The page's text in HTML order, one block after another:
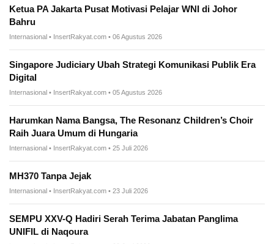
Ketua PA Jakarta Pusat Motivasi Pelajar WNI di Johor
Bahru
Internasional • InsertRakyat.com • 06 Agustus 2026
Singapore Judiciary Ubah Strategi Komunikasi Publik Era
Digital
Internasional • InsertRakyat.com • 05 Agustus 2026
Harumkan Nama Bangsa, The Resonanz Children’s Choir
Raih Juara Umum di Hungaria
Internasional • InsertRakyat.com • 25 Juli 2026
MH370 Tanpa Jejak
Internasional • InsertRakyat.com • 23 Juli 2026
SEMPU XXV-Q Hadiri Serah Terima Jabatan Panglima
UNIFIL di Naqoura